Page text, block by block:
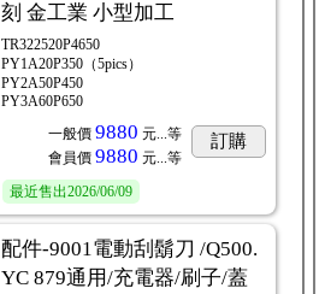
刻 金工業 小型加工
TR322520P4650
PY1A20P350（5pics）
PY2A50P450
PY3A60P650
一般價 9880 元...等
會員價 9880 元...等
訂購
最近售出2026/06/09
配件-9001電動刮鬍刀 /Q500.
YC 879通用/充電器/刷子/蓋